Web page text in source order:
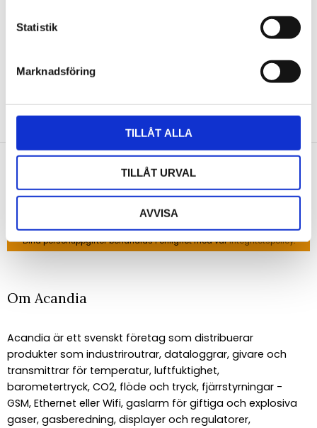
Statistik
Marknadsföring
TILLÅT ALLA
TILLÅT URVAL
AVVISA
Bli den första att lämna ett omdöme.
NYHETSBREV
Anmäl dig till vårt nyhetsbrev och ta del av de
senaste nyheterna!
PRENUMERERA
Dina personuppgifter behandlas i enlighet med vårintegritetspolicy.
Om Acandia
Acandia är ett svenskt företag som distribuerar
produkter som industriroutrar, dataloggrar, givare och
transmittrar för temperatur, luftfuktighet,
barometertryck, CO2, flöde och tryck, fjärrstyrningar -
GSM, Ethernet eller Wifi, gaslarm för giftiga och explosiva
gaser, gasberedning, displayer och regulatorer,